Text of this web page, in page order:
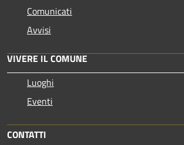
Comunicati
Avvisi
VIVERE IL COMUNE
Luoghi
Eventi
CONTATTI